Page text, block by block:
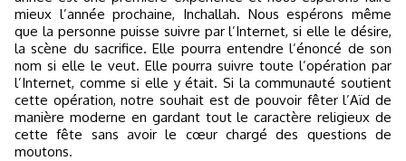
mieux l’année prochaine, Inchallah. Nous espérons même
que la personne puisse suivre par l’Internet, si elle le désire,
la scène du sacrifice. Elle pourra entendre l’énoncé de son
nom si elle le veut. Elle pourra suivre toute l’opération par
l’Internet, comme si elle y était. Si la communauté soutient
cette opération, notre souhait est de pouvoir fêter l’Aïd de
manière moderne en gardant tout le caractère religieux de
cette fête sans avoir le cœur chargé des questions de
moutons.